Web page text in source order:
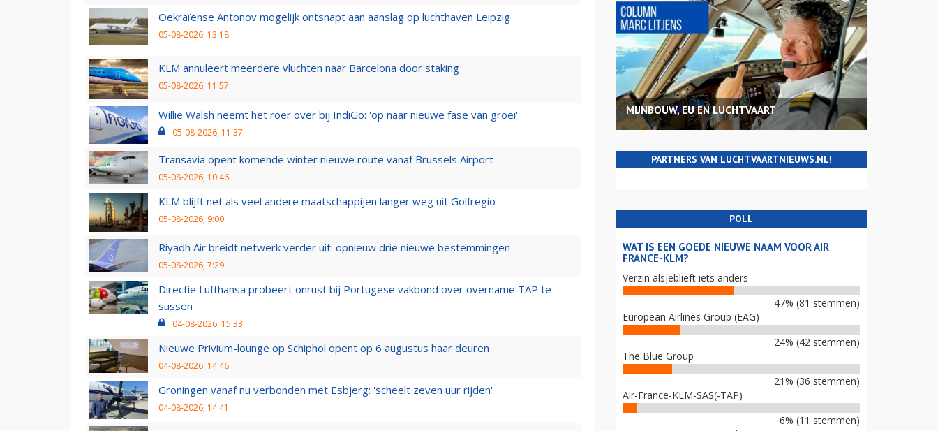
Oekraïense Antonov mogelijk ontsnapt aan aanslag op luchthaven Leipzig
05-08-2026, 13:18
KLM annuleert meerdere vluchten naar Barcelona door staking
05-08-2026, 11:57
Willie Walsh neemt het roer over bij IndiGo: 'op naar nieuwe fase van groei'
05-08-2026, 11:37
Transavia opent komende winter nieuwe route vanaf Brussels Airport
05-08-2026, 10:46
KLM blijft net als veel andere maatschappijen langer weg uit Golfregio
05-08-2026, 9:00
Riyadh Air breidt netwerk verder uit: opnieuw drie nieuwe bestemmingen
05-08-2026, 7:29
Directie Lufthansa probeert onrust bij Portugese vakbond over overname TAP te
sussen
04-08-2026, 15:33
Nieuwe Privium-lounge op Schiphol opent op 6 augustus haar deuren
04-08-2026, 14:46
Groningen vanaf nu verbonden met Esbjerg: 'scheelt zeven uur rijden'
04-08-2026, 14:41
MIJNBOUW, EU EN LUCHTVAART
PARTNERS VAN LUCHTVAARTNIEUWS.NL!
POLL
WAT IS EEN GOEDE NIEUWE NAAM VOOR AIR
FRANCE-KLM?
Verzin alsjeblieft iets anders
47% (81 stemmen)
European Airlines Group (EAG)
24% (42 stemmen)
The Blue Group
21% (36 stemmen)
Air-France-KLM-SAS(-TAP)
6% (11 stemmen)